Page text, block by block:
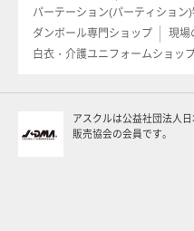
パーテーション(パーティション
ダンボール専門ショップ
現場
白衣・介護ユニフォームショッ
アスクルは公益社団法人
販売協会の会員です。